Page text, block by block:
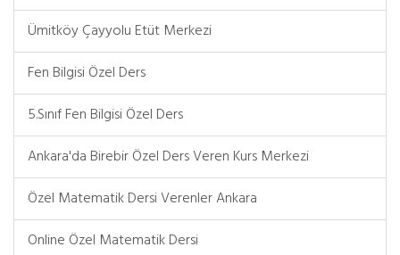
Ümitköy Çayyolu Etüt Merkezi
Fen Bilgisi Özel Ders
5.Sınıf Fen Bilgisi Özel Ders
Ankara'da Birebir Özel Ders Veren Kurs Merkezi
Özel Matematik Dersi Verenler Ankara
Online Özel Matematik Dersi